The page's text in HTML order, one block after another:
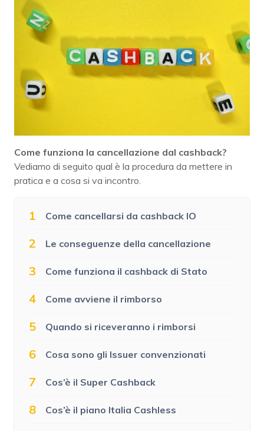
Come funziona la cancellazione dal cashback?
Vediamo di seguito qual è la procedura da mettere in
pratica e a cosa si va incontro.
1 Come cancellarsi da cashback IO
2 Le conseguenze della cancellazione
3 Come funziona il cashback di Stato
4 Come avviene il rimborso
5 Quando si riceveranno i rimborsi
6 Cosa sono gli Issuer convenzionati
7 Cos’è il Super Cashback
8 Cos’è il piano Italia Cashless